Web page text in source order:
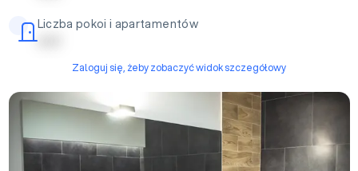
Liczba pokoi i apartamentów
| | | | |
Zaloguj się, żeby zobaczyć widok szczegółowy